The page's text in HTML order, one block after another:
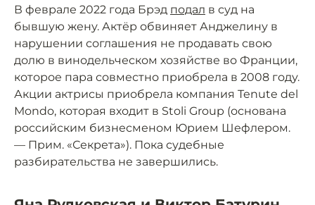
В феврале 2022 года Брэд подал в суд на
бывшую жену. Актёр обвиняет Анджелину в
нарушении соглашения не продавать свою
долю в винодельческом хозяйстве во Франции,
которое пара совместно приобрела в 2008 году.
Акции актрисы приобрела компания Tenute del
Mondo, которая входит в Stoli Group (основана
российским бизнесменом Юрием Шефлером.
— Прим. «Секрета»). Пока судебные
разбирательства не завершились.